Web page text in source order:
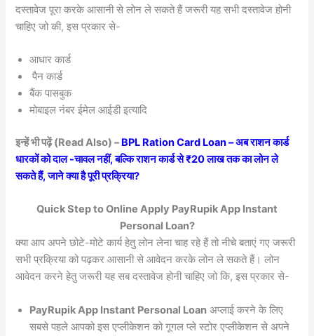
दस्तावेज पूरा करके आसानी से लोन ले सकते हैं जरूरी यह सभी दस्तावेज होनी
चाहिए जो की, इस प्रकार से-
आधार कार्ड
पैन कार्ड
बैंक पासबुक
मोबाइल नंबर ईमेल आईडी इत्यादि
इन्हें भी पढ़ें (Read Also) –BPL Ration Card Loan – अब राशन कार्ड
धारकों को दाल -चावल नहीं, बल्कि राशन कार्ड से ₹20 लाख तक का लोन ले
सकते हैं, जाने क्या है पूरी प्रक्रिया?
Quick Step to Online Apply PayRupik App Instant
Personal Loan?
क्या आप अपने छोटे-मोटे कार्य हेतु लोन लेना चाह रहे हैं तो नीचे बताएं गए जरूरी
सभी प्रक्रिया को पढ़कर आसानी से आवेदन करके लोन ले सकते हैं। लोन
आवेदन करने हेतु जरूरी यह सब दस्तावेज होनी चाहिए जो कि, इस प्रकार से-
PayRupik App Instant Personal Loan अप्लाई करने के लिए
सबसे पहले आपको इस एप्लीकेशन को गूगल प्ले स्टोर एप्लीकेशन से अपने